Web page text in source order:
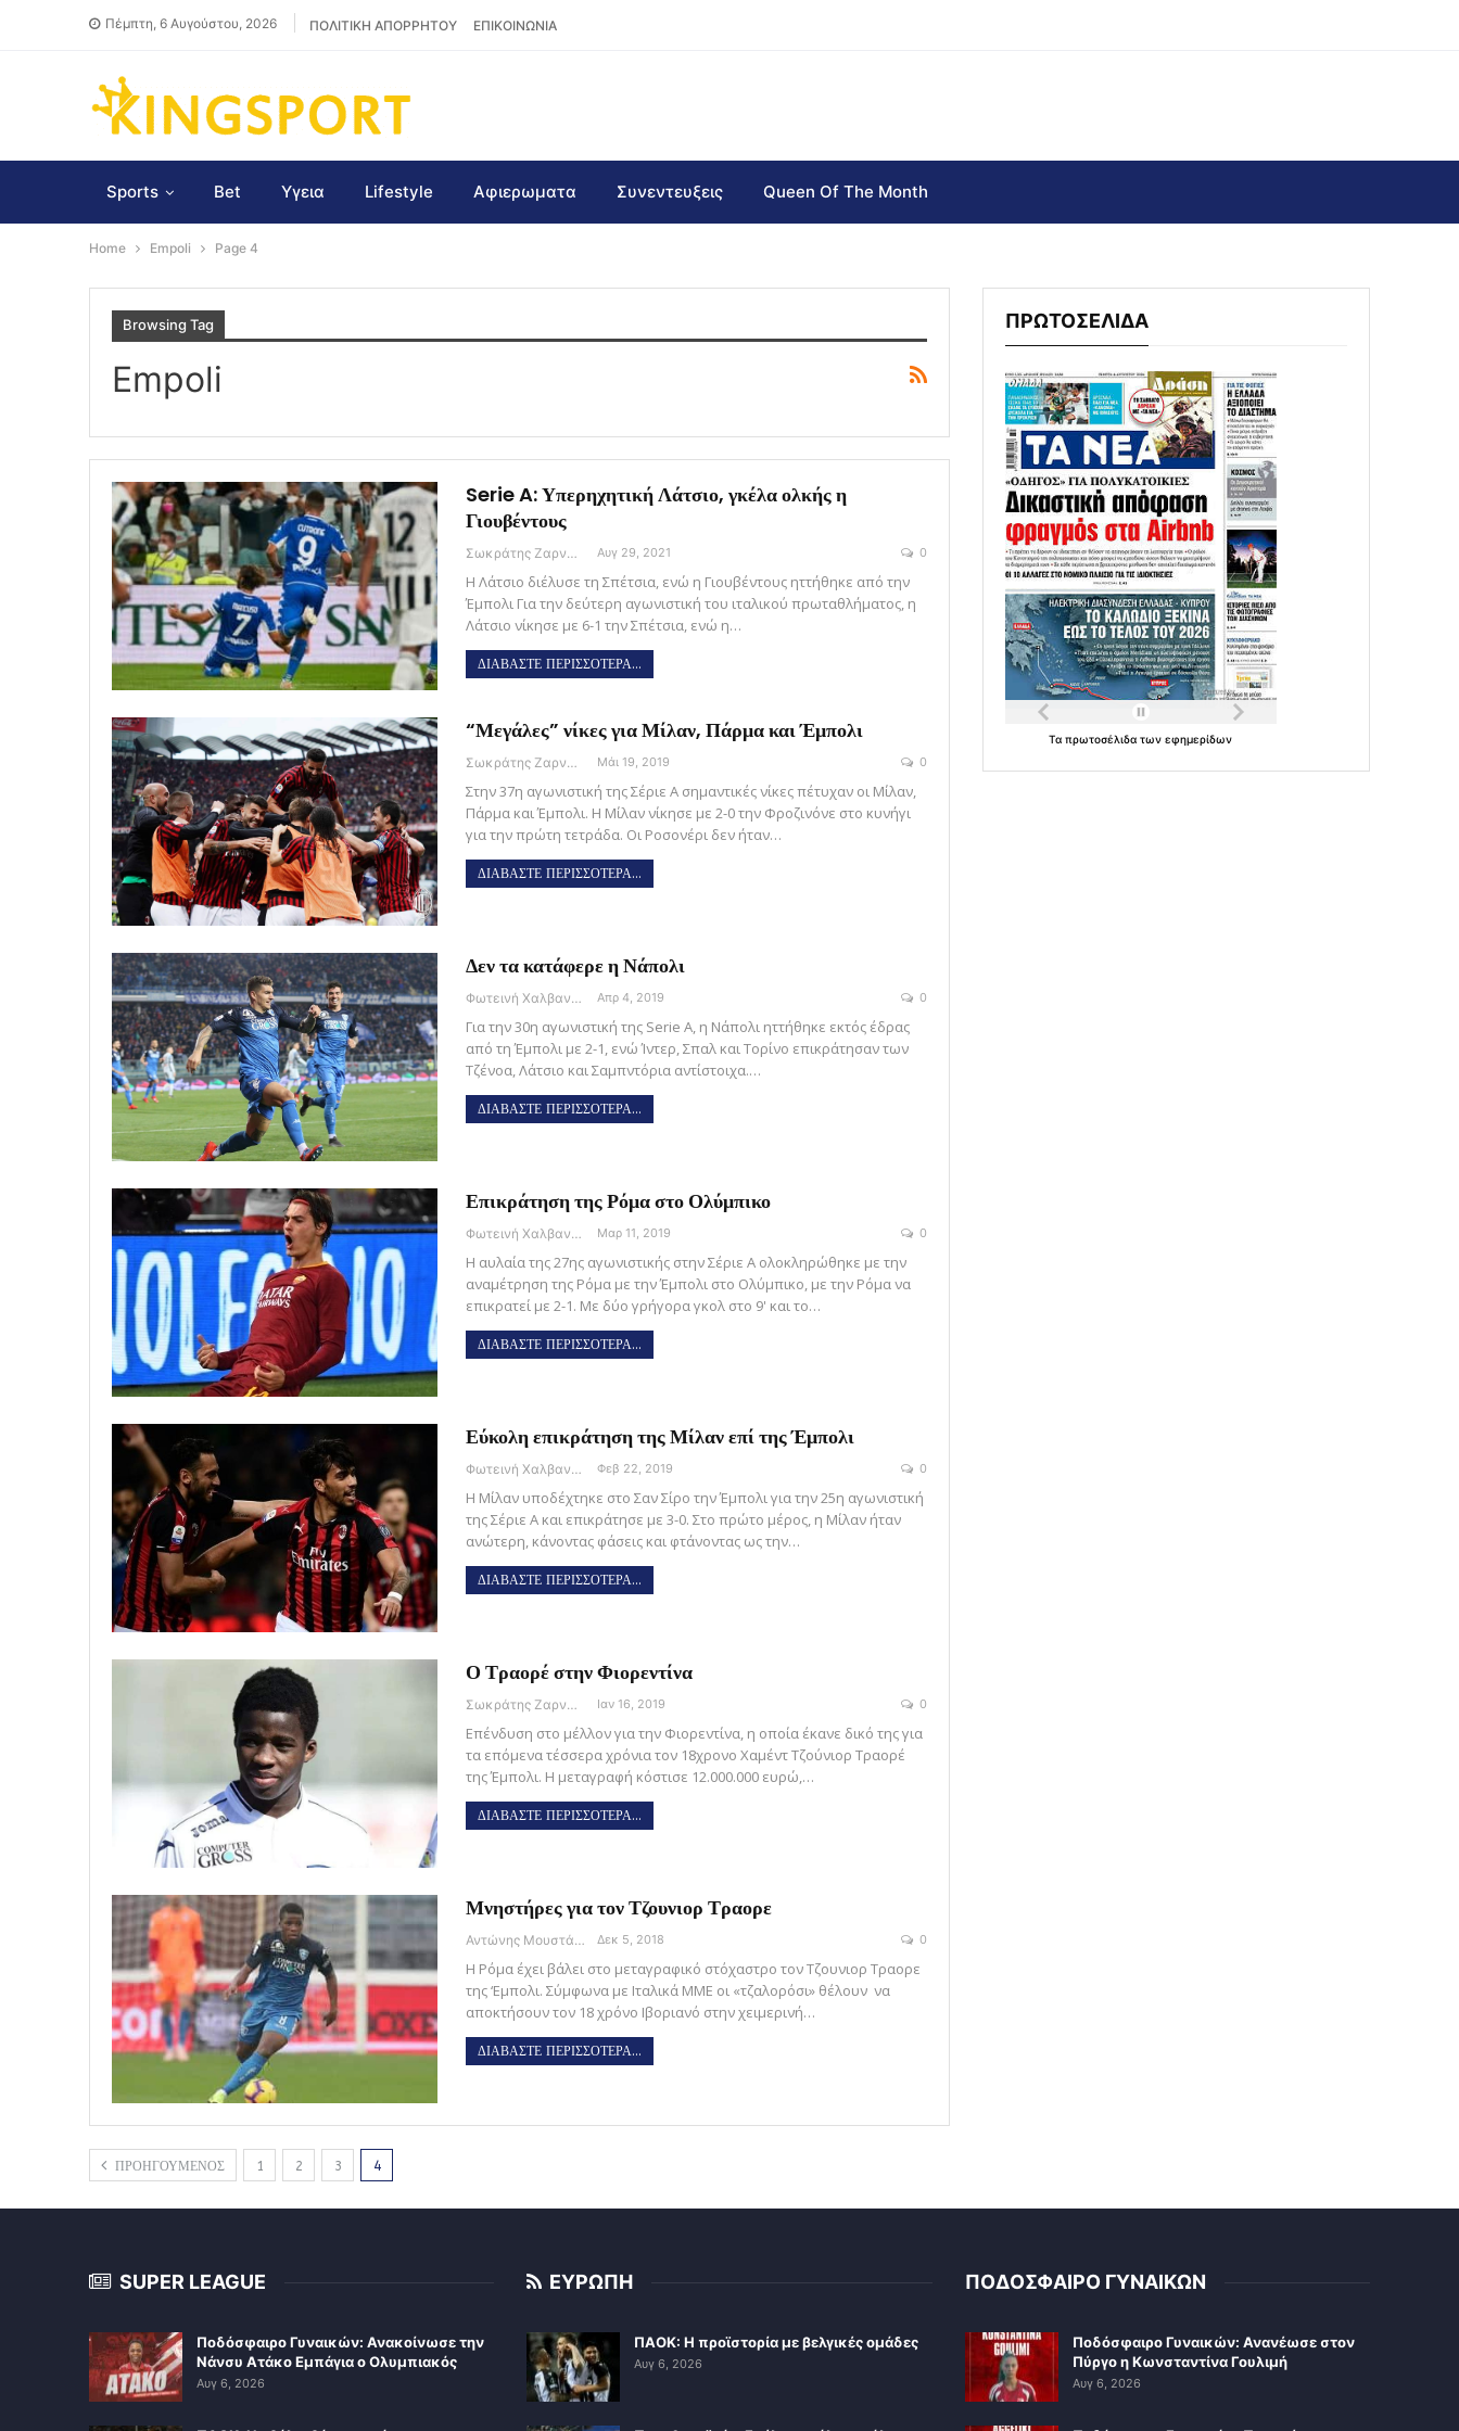
Πέμπτη, 6 Αυγούστου, 2026 ΠΟΛΙΤΙΚΗ ΑΠΟΡΡΗΤΟΥ ΕΠΙΚΟΙΝΩΝΙΑ
Sports Bet Υγεια Lifestyle Αφιερωματα Συνεντευξεις Queen Of The Month
Home Empoli Page 4
Browsing Tag
Empoli
Serie A: Υπερηχητική Λάτσιο, γκέλα ολκής η
Γιουβέντους
Σωκράτης Ζαρναβέλης Αυγ 29, 2021 0
Η Λάτσιο διέλυσε τη Σπέτσια, ενώ η Γιουβέντους ηττήθηκε από την
Έμπολι Για την δεύτερη αγωνιστική του ιταλικού πρωταθλήματος, η
Λάτσιο νίκησε με 6-1 την Σπέτσια, ενώ η…
ΔΙΑΒΑΣΤΕ ΠΕΡΙΣΣΟΤΕΡΑ...
“Μεγάλες” νίκες για Μίλαν, Πάρμα και Έμπολι
Σωκράτης Ζαρναβέλης Μάι 19, 2019 0
Στην 37η αγωνιστική της Σέριε Α σημαντικές νίκες πέτυχαν οι Μίλαν,
Πάρμα και Έμπολι. Η Μίλαν νίκησε με 2-0 την Φροζινόνε στο κυνήγι
για την πρώτη τετράδα. Οι Ροσονέρι δεν ήταν…
ΔΙΑΒΑΣΤΕ ΠΕΡΙΣΣΟΤΕΡΑ...
Δεν τα κατάφερε η Νάπολι
Φωτεινή Χαλβαντζή Απρ 4, 2019 0
Για την 30η αγωνιστική της Serie A, η Νάπολι ηττήθηκε εκτός έδρας
από τη Έμπολι με 2-1, ενώ Ίντερ, Σπαλ και Τορίνο επικράτησαν των
Τζένοα, Λάτσιο και Σαμπντόρια αντίστοιχα.…
ΔΙΑΒΑΣΤΕ ΠΕΡΙΣΣΟΤΕΡΑ...
Επικράτηση της Ρόμα στο Ολύμπικο
Φωτεινή Χαλβαντζή Μαρ 11, 2019 0
Η αυλαία της 27ης αγωνιστικής στην Σέριε Α ολοκληρώθηκε με την
αναμέτρηση της Ρόμα με την Έμπολι στο Ολύμπικο, με την Ρόμα να
επικρατεί με 2-1. Με δύο γρήγορα γκολ στο 9' και το…
ΔΙΑΒΑΣΤΕ ΠΕΡΙΣΣΟΤΕΡΑ...
Εύκολη επικράτηση της Μίλαν επί της Έμπολι
Φωτεινή Χαλβαντζή Φεβ 22, 2019 0
Η Μίλαν υποδέχτηκε στο Σαν Σίρο την Έμπολι για την 25η αγωνιστική
της Σέριε Α και επικράτησε με 3-0. Στο πρώτο μέρος, η Μίλαν ήταν
ανώτερη, κάνοντας φάσεις και φτάνοντας ως την…
ΔΙΑΒΑΣΤΕ ΠΕΡΙΣΣΟΤΕΡΑ...
Ο Τραορέ στην Φιορεντίνα
Σωκράτης Ζαρναβέλης Ιαν 16, 2019 0
Επένδυση στο μέλλον για την Φιορεντίνα, η οποία έκανε δικό της για
τα επόμενα τέσσερα χρόνια τον 18χρονο Χαμέντ Τζούνιορ Τραορέ
της Έμπολι. H μεταγραφή κόστισε 12.000.000 ευρώ,…
ΔΙΑΒΑΣΤΕ ΠΕΡΙΣΣΟΤΕΡΑ...
Μνηστήρες για τον Τζουνιορ Τραορε
Αντώνης Μουστάκας Δεκ 5, 2018 0
Η Ρόμα έχει βάλει στο μεταγραφικό στόχαστρο τον Τζουνιορ Τραορε
της ‘Εμπολι. Σύμφωνα με Ιταλικά ΜΜΕ οι «τζαλορόσι» θέλουν να
αποκτήσουν τον 18 χρόνο Ιβοριανό στην χειμερινή…
ΔΙΑΒΑΣΤΕ ΠΕΡΙΣΣΟΤΕΡΑ...
ΠΡΟΗΓΟΥΜΕΝΟΣ 1 2 3 4
ΠΡΩΤΟΣΕΛΙΔΑ
Ταπρωτοσέλιδατωνεφημερίδων
SUPER LEAGUE
Ποδόσφαιρο Γυναικών: Ανακοίνωσε την
Νάνσυ Ατάκο Εμπάγια ο Ολυμπιακός
Αυγ 6, 2026
ΕΥΡΩΠΗ
ΠΑΟΚ: Η προϊστορία με βελγικές ομάδες
Αυγ 6, 2026
ΠΟΔΟΣΦΑΙΡΟ ΓΥΝΑΙΚΩΝ
Ποδόσφαιρο Γυναικών: Ανανέωσε στον
Πύργο η Κωνσταντίνα Γουλιμή
Αυγ 6, 2026